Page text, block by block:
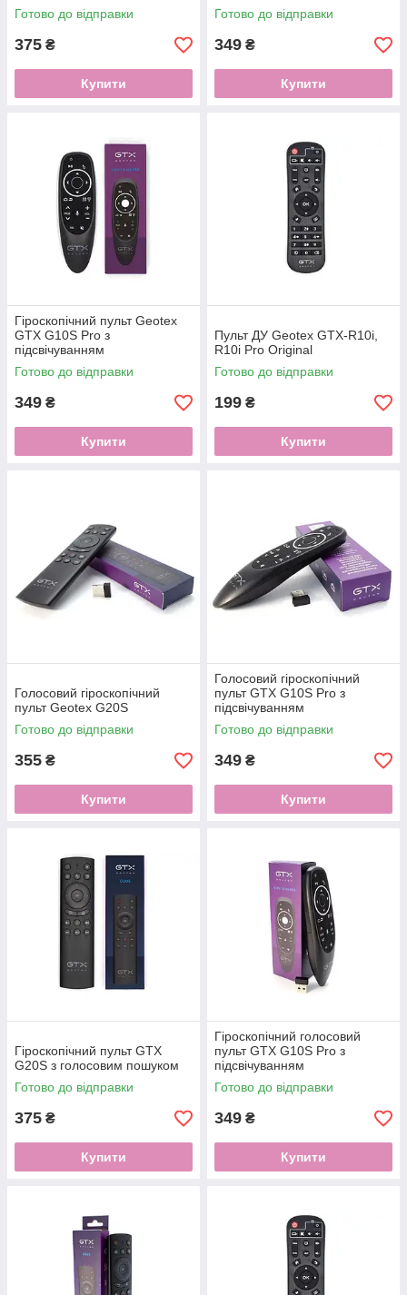
Готово до відправки
375 ₴
Купити
Готово до відправки
349 ₴
Купити
Гіроскопічний пульт Geotex
GTX G10S Pro з
підсвічуванням
Готово до відправки
349 ₴
Купити
Пульт ДУ Geotex GTX-R10i,
R10i Pro Original
Готово до відправки
199 ₴
Купити
Голосовий гіроскопічний
пульт Geotex G20S
Готово до відправки
355 ₴
Купити
Голосовий гіроскопічний
пульт GTX G10S Pro з
підсвічуванням
Готово до відправки
349 ₴
Купити
Гіроскопічний пульт GTX
G20S з голосовим пошуком
Готово до відправки
375 ₴
Купити
Гіроскопічний голосовий
пульт GTX G10S Pro з
підсвічуванням
Готово до відправки
349 ₴
Купити